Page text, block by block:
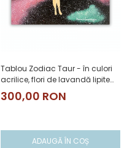
Tablou Zodiac Taur - în culori
acrilice, flori de lavandă lipite
manual
300,00 RON
ADAUGĂ ÎN COȘ